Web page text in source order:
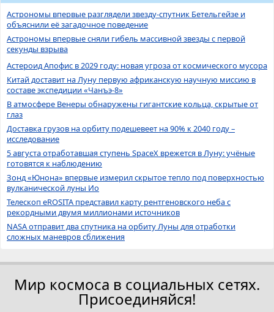
Астрономы впервые разглядели звезду-спутник Бетельгейзе и
объяснили её загадочное поведение
Астрономы впервые сняли гибель массивной звезды с первой
секунды взрыва
Астероид Апофис в 2029 году: новая угроза от космического мусора
Китай доставит на Луну первую африканскую научную миссию в
составе экспедиции «Чанъэ-8»
В атмосфере Венеры обнаружены гигантские кольца, скрытые от
глаз
Доставка грузов на орбиту подешевеет на 90% к 2040 году –
исследование
5 августа отработавшая ступень SpaceX врежется в Луну: учёные
готовятся к наблюдению
Зонд «Юнона» впервые измерил скрытое тепло под поверхностью
вулканической луны Ио
Телескоп eROSITA представил карту рентгеновского неба с
рекордными двумя миллионами источников
NASA отправит два спутника на орбиту Луны для отработки
сложных маневров сближения
Мир космоса в социальных сетях.
Присоединяйся!